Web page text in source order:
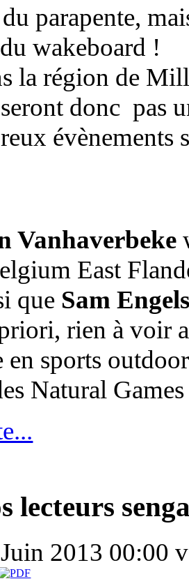
parapente,
wakeboard !
la région de
donc pas
évènements
Vanhaverbeke
East
que Sam
rien à voir
en sports
Natural
lecteurs
2013 00:00